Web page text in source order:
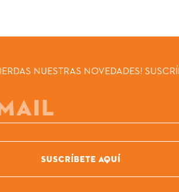
NUESTRAS NOVEDADES!
SUSCRÍBETE AQUÍ